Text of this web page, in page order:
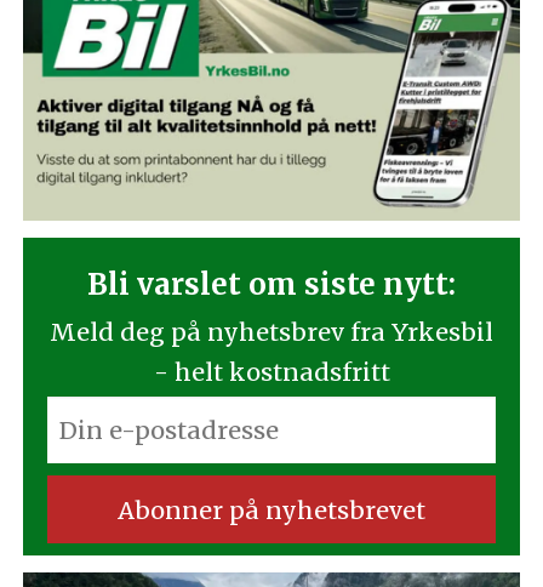
Bli varslet om siste nytt:
Meld deg på nyhetsbrev fra Yrkesbil
- helt kostnadsfritt